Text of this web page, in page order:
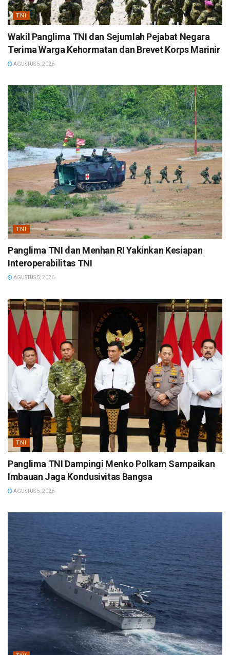
TNI
Wakil Panglima TNI dan Sejumlah Pejabat Negara
Terima Warga Kehormatan dan Brevet Korps Marinir
AGUSTUS 5, 2026
TNI
Panglima TNI dan Menhan RI Yakinkan Kesiapan
Interoperabilitas TNI
AGUSTUS 5, 2026
TNI
Panglima TNI Dampingi Menko Polkam Sampaikan
Imbauan Jaga Kondusivitas Bangsa
AGUSTUS 5, 2026